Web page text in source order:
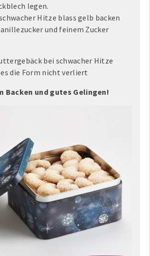
legen.
Hitze blass gelb backen
und feinem Zucker
bei schwacher Hitze
die Form nicht verliert
Backen und gutes Gelingen!